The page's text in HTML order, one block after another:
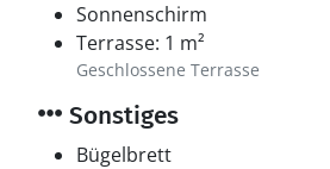
Sonnenschirm
Terrasse: 1 m²
Geschlossene Terrasse
Sonstiges
Bügelbrett